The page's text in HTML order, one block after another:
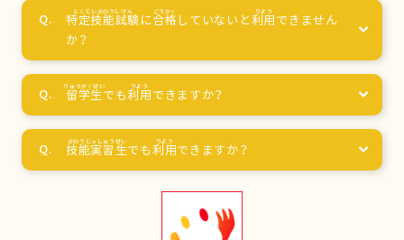
特定技能試験に合格 していないと利用 できません
か？
留学生でも利用 できますか？
技能実習生でも利用できますか？